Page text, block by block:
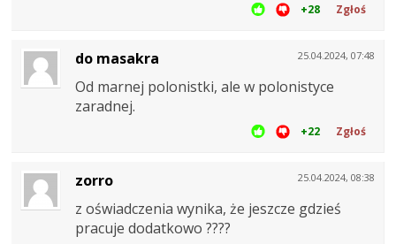
+28 Zgłoś
25.04.2024, 07:48
do masakra
Od marnej polonistki, ale w polonistyce
zaradnej.
+22 Zgłoś
25.04.2024, 08:38
zorro
z oświadczenia wynika, że jeszcze gdzieś
pracuje dodatkowo ????